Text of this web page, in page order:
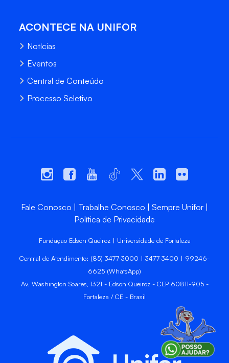
ACONTECE NA UNIFOR
Notícias
Eventos
Central de Conteúdo
Processo Seletivo
Fale Conosco Trabalhe Conosco
Sempre Unifor
Política de Privacidade
Fundação Edson Queiroz | Universidade de Fortaleza
Central de Atendimento: (85) 3477-3000 | 3477-3400 | 99246-
6625 (WhatsApp)
Av. Washington Soares, 1321 - Edson Queiroz - CEP 60811-905 -
Fortaleza / CE - Brasil